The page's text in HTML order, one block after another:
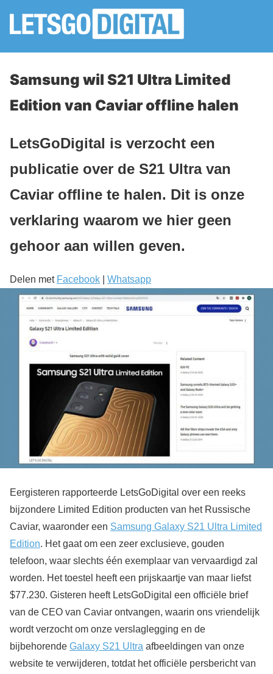
Samsung wil S21 Ultra Limited
Edition van Caviar offline halen
LetsGoDigital is verzocht een
publicatie over de S21 Ultra van
Caviar offline te halen. Dit is onze
verklaring waarom we hier geen
gehoor aan willen geven.
Delen met Facebook Whatsapp
Eergisteren rapporteerde LetsGoDigital over een reeks
bijzondere Limited Edition producten van het Russische
Caviar, waaronder een Samsung Galaxy S21 Ultra Limited
Edition. Het gaat om een zeer exclusieve, gouden
telefoon, waar slechts één exemplaar van vervaardigd zal
worden. Het toestel heeft een prijskaartje van maar liefst
$77.230. Gisteren heeft LetsGoDigital een officiële brief
van de CEO van Caviar ontvangen, waarin ons vriendelijk
wordt verzocht om onze verslaglegging en de
bijbehorende Galaxy S21 Ultra afbeeldingen van onze
website te verwijderen, totdat het officiële persbericht van